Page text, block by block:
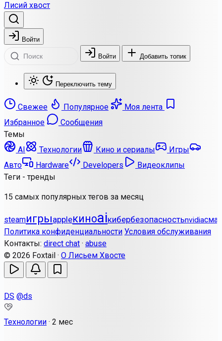
Лисий хвост
Войти
Войти Добавить топик
Переключить тему
Свежее Популярное
Моя лента
Избранное
Сообщения
Темы
AI
Технологии Кино и сериалы
Игры
Авто
Hardware Developers
Видеоклипы
Теги - тренды
15 самых популярных тегов за месяц
steamигрыappleкиноaiкибербезопасностьnvidia
Политика конфиденциальности Условия обслуживания
Контакты: direct chat · abuse
© 2026 Foxtail · О Лисьем Хвосте
DS @ds
Технологии · 2 мес